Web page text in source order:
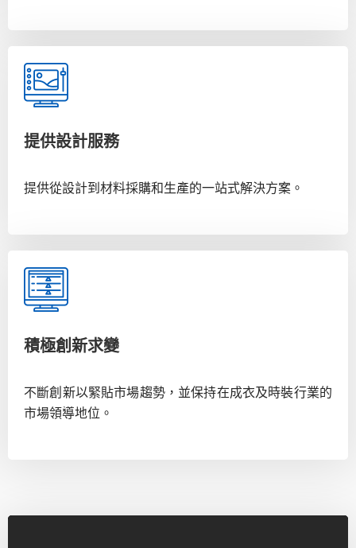
提供設計服務
提供從設計到材料採購和生產的一站式解決方案。
積極創新求變
不斷創新以緊貼市場趨勢，並保持在成衣及時裝行業的
市場領導地位。